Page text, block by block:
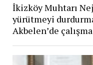
İkizköy Muhtarı
yürütmeyi
Akbelen’de